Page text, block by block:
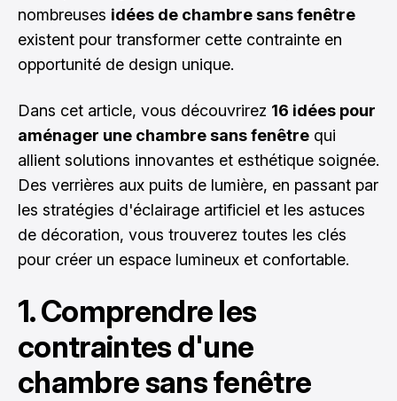
nombreuses idées de chambre sans fenêtre
existent pour transformer cette contrainte en
opportunité de design unique.
Dans cet article, vous découvrirez 16 idées pour
aménager une chambre sans fenêtre qui
allient solutions innovantes et esthétique soignée.
Des verrières aux puits de lumière, en passant par
les stratégies d'éclairage artificiel et les astuces
de décoration, vous trouverez toutes les clés
pour créer un espace lumineux et confortable.
1. Comprendre les
contraintes d'une
chambre sans fenêtre